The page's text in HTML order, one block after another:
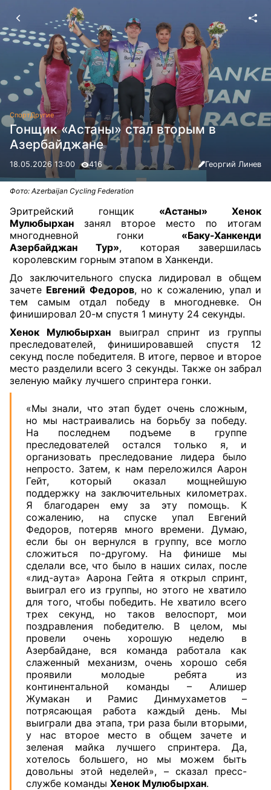
СпортДругие
Гонщик «Астаны» стал вторым в
Азербайджане
18.05.2026 13:00 416 Георгий Линев
Фото: Azerbaijan Cycling Federation
Эритрейский гонщик «Астаны» Хенок
Мулюбырхан занял второе место по итогам
многодневной гонки «Баку-Ханкенди
Азербайджан Тур», которая завершилась
королевским горным этапом в Ханкенди.
До заключительного спуска лидировал в общем
зачете Евгений Федоров, но к сожалению, упал и
тем самым отдал победу в многодневке. Он
финишировал 20-м спустя 1 минуту 24 секунды.
Хенок Мулюбырхан выиграл спринт из группы
преследователей, финишировавшей спустя 12
секунд после победителя. В итоге, первое и второе
место разделили всего 3 секунды. Также он забрал
зеленую майку лучшего спринтера гонки.
«Мы знали, что этап будет очень сложным,
но мы настраивались на борьбу за победу.
На последнем подъеме в группе
преследователей остался только я, и
организовать преследование лидера было
непросто. Затем, к нам переложился Аарон
Гейт, который оказал мощнейшую
поддержку на заключительных километрах.
Я благодарен ему за эту помощь. К
сожалению, на спуске упал Евгений
Федоров, потеряв много времени. Думаю,
если бы он вернулся в группу, все могло
сложиться по-другому. На финише мы
сделали все, что было в наших силах, после
«лид-аута» Аарона Гейта я открыл спринт,
выиграл его из группы, но этого не хватило
для того, чтобы победить. Не хватило всего
трех секунд, но таков велоспорт, мои
поздравления победителю. В целом, мы
провели очень хорошую неделю в
Азербайдане, вся команда работала как
слаженный механизм, очень хорошо себя
проявили молодые ребята из
континентальной команды – Алишер
Жумакан и Рамис Динмухаметов –
потрясающая работа каждый день. Мы
выиграли два этапа, три раза были вторыми,
у нас второе место в общем зачете и
зеленая майка лучшего спринтера. Да,
хотелось большего, но мы можем быть
довольны этой неделей», – сказал пресс-
службе команды Хенок Мулюбырхан.